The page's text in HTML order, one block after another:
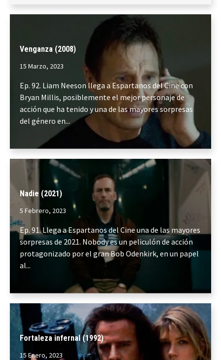
Venganza (2008)
15 Marzo, 2023
Ep. 92. Liam Neeson llega a Espartanos del Cine con
Bryan Millis, posiblemente el mejor personaje de
acción que ha tenido y una de las mayores sorpresas
del género en...
Nadie (2021)
5 Febrero, 2023
Ep. 91. Llega a Espartanos del Cine una de las mayores
sorpresas de 2021. Nobody es un peliculón de acción
protagonizado por el gran Bob Odenkirk, en un papel
al...
Fortaleza infernal (1992)
15 Enero, 2023